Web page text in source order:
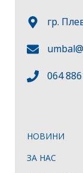
НОВИНИ
ЗА НАС
гр.
064